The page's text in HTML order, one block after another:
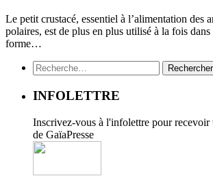
Le petit crustacé, essentiel à l’alimentation des
polaires, est de plus en plus utilisé à la fois dans
forme…
Rechercher :
INFOLETTRE
Inscrivez-vous à l'infolettre pour recevoir
de GaïaPresse